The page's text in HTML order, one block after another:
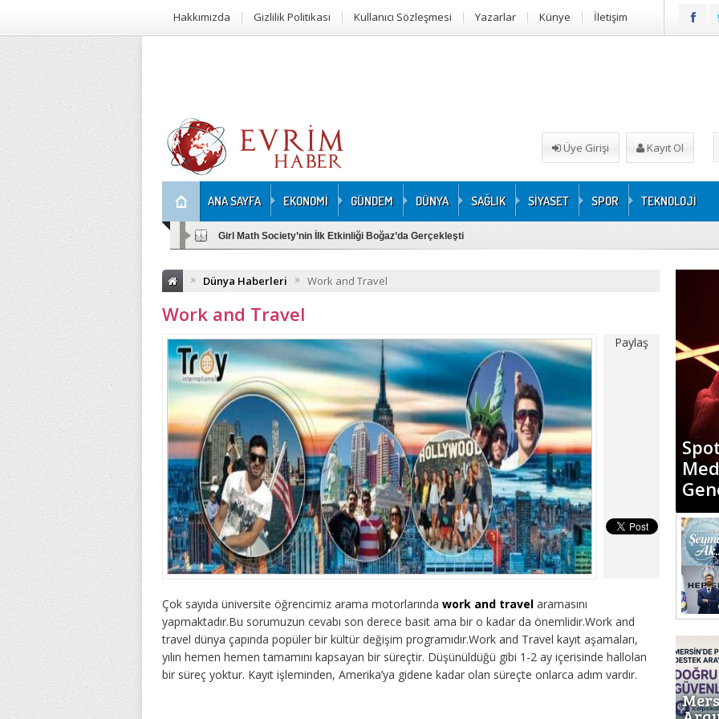
Hakkımızda Gizlilik Politikası Kullanıcı Sözleşmesi Yazarlar Künye İletişim
Üye Girişi Kayıt Ol
ANA SAYFA EKONOMİ GÜNDEM DÜNYA SAĞLIK SİYASET SPOR TEKNOLOJİ
Girl Math Society’nin İlk Etkinliği Boğaz’da Gerçekleşti
» Dünya Haberleri » Work and Travel
Work and Travel
Paylaş
Çok sayıda üniversite öğrencimiz arama motorlarında work and travel aramasını
yapmaktadır.Bu sorumuzun cevabı son derece basit ama bir o kadar da önemlidir.Work and
travel dünya çapında popüler bir kültür değişim programıdır.Work and Travel kayıt aşamaları,
yılın hemen hemen tamamını kapsayan bir süreçtir. Düşünüldüğü gibi 1-2 ay içerisinde hallolan
bir süreç yoktur. Kayıt işleminden, Amerika’ya gidene kadar olan süreçte onlarca adım vardır.